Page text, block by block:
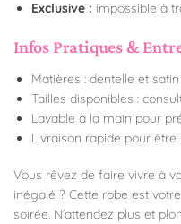
Exclusive : impossible à
Infos Pratiques &
Matières : dentelle et
Tailles disponibles :
Lavable à la main pour
Livraison rapide pour
Vous rêvez de faire vivre à
inégalé ? Cette robe est
soirée. N’attendez plus et